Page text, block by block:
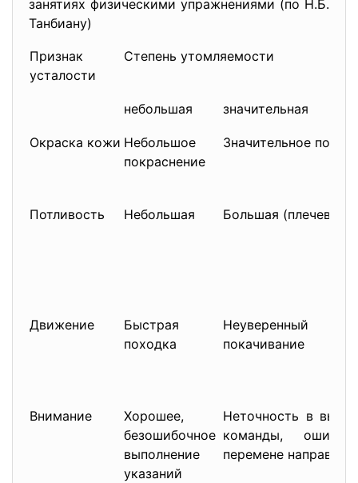
занятиях физическими упражнениями (по Н.Б.
Танбиану)
Признак
усталости
Степень утомляемости
небольшая значительная
Окраска кожи Небольшое
покраснение
Значительное
Потливость Небольшая Большая (плечевой
Движение
Быстрая
походка
Неуверенный
покачивание
Внимание
Хорошее,
безошибочное
выполнение
указаний
Неточность в
команды,
перемене